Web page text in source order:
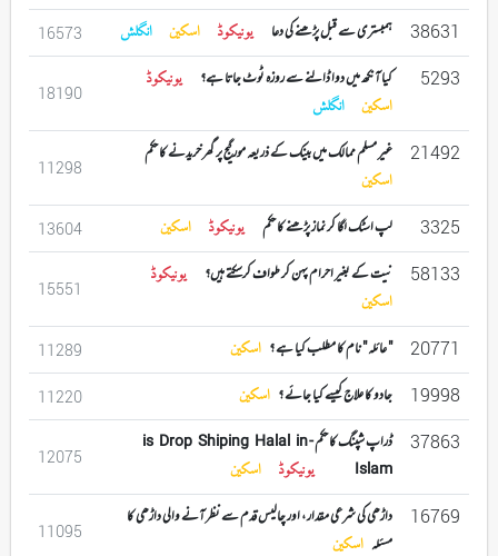
38631 ہمبستری سے قبل پڑھنے کی دعا یونیکوڈ اسکین انگلش 16573
5293 کیا آنکھ میں دوا ڈالنے سے روزہ ٹوٹ جاتا ہے؟
یونیکوڈ
اسکین
انگلش
18190
21492 غیر مسلم ممالک میں بینک کے ذریعہ مورگیج پر گھر خریدنے کا حکم
اسکین
11298
3325 لپ اسٹک لگا کر نماز پڑھنے کا حکم یونیکوڈ اسکین 13604
58133 نیت کے بغیر احرام پہن کر طواف کرسکتے ہیں؟
یونیکوڈ
اسکین
15551
20771 " عائلہ " نام کا مطلب کیا ہے ؟ اسکین 11289
19998 جادو کا علاج کیسے کیا جائے ؟ اسکین 11220
37863
ڈراپ شپنگ کا حکم - is Drop Shiping Halal in
Islam
یونیکوڈ اسکین
12075
16769
داڑھی کی شرعی مقدار ، اور چالیس قدم سے نظر آنے والی داڑھی کا
مسئلہ اسکین
11095